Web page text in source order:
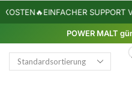
🔥EINFACHER SUPPORT
POWER MALT